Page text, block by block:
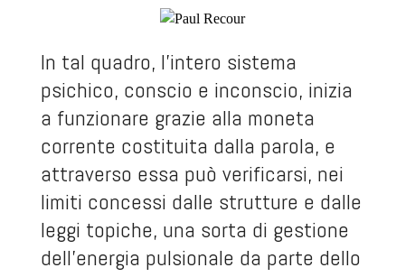
In tal quadro, l’intero sistema
psichico, conscio e inconscio, inizia
a funzionare grazie alla moneta
corrente costituita dalla parola, e
attraverso essa può verificarsi, nei
limiti concessi dalle strutture e dalle
leggi topiche, una sorta di gestione
dell’energia pulsionale da parte dello